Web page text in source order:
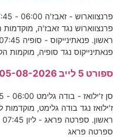
פנאתינייקוס נגד סופיה, מוקמות
ספורט 5 לייב 05-08-2026
ספרטה פראג